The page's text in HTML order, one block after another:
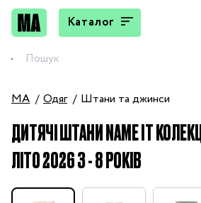
Каталог
MA Одяг Штани та джинси
ДИТЯЧІ ШТАНИ NAME IT
ЛІТО 2026 3 - 8 РОКІВ